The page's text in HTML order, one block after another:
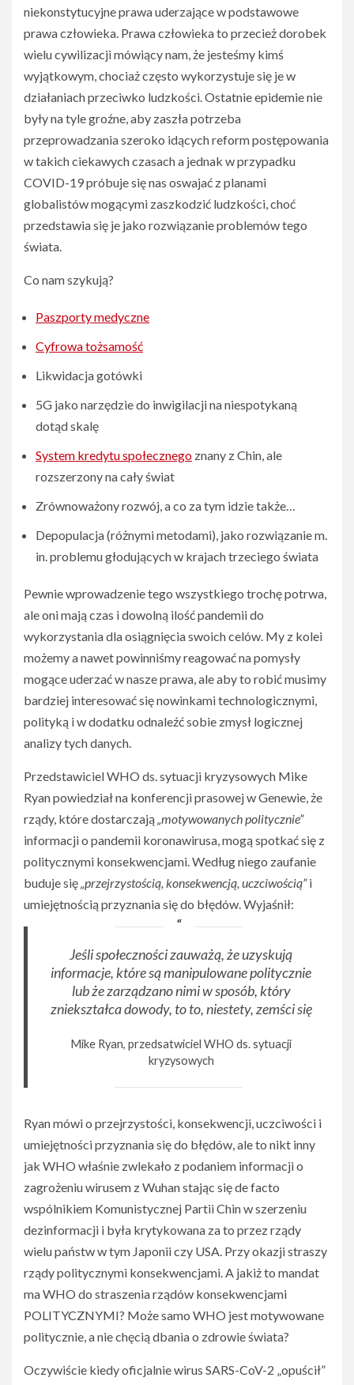
niekonstytucyjne prawa uderzające w podstawowe
prawa człowieka. Prawa człowieka to przecież dorobek
wielu cywilizacji mówiący nam, że jesteśmy kimś
wyjątkowym, chociaż często wykorzystuje się je w
działaniach przeciwko ludzkości. Ostatnie epidemie nie
były na tyle groźne, aby zaszła potrzeba
przeprowadzania szeroko idących reform postępowania
w takich ciekawych czasach a jednak w przypadku
COVID-19 próbuje się nas oswajać z planami
globalistów mogącymi zaszkodzić ludzkości, choć
przedstawia się je jako rozwiązanie problemów tego
świata.
Co nam szykują?
Paszporty medyczne
Cyfrowa tożsamość
Likwidacja gotówki
5G jako narzędzie do inwigilacji na niespotykaną
dotąd skalę
System kredytu społecznego znany z Chin, ale
rozszerzony na cały świat
Zrównoważony rozwój, a co za tym idzie także…
Depopulacja (różnymi metodami), jako rozwiązanie m.
in. problemu głodujących w krajach trzeciego świata
Pewnie wprowadzenie tego wszystkiego trochę potrwa,
ale oni mają czas i dowolną ilość pandemii do
wykorzystania dla osiągnięcia swoich celów. My z kolei
możemy a nawet powinniśmy reagować na pomysły
mogące uderzać w nasze prawa, ale aby to robić musimy
bardziej interesować się nowinkami technologicznymi,
polityką i w dodatku odnaleźć sobie zmysł logicznej
analizy tych danych.
Przedstawiciel WHO ds. sytuacji kryzysowych Mike
Ryan powiedział na konferencji prasowej w Genewie, że
rządy, które dostarczają „motywowanych politycznie”
informacji o pandemii koronawirusa, mogą spotkać się z
politycznymi konsekwencjami. Według niego zaufanie
buduje się„przejrzystością, konsekwencją, uczciwością”i
umiejętnością przyznania się do błędów. Wyjaśnił:
Jeśli społeczności zauważą, że uzyskują
informacje, które są manipulowane politycznie
lub że zarządzano nimi w sposób, który
zniekształca dowody, to to, niestety, zemści się
Mike Ryan, przedsatwiciel WHO ds. sytuacji
kryzysowych
Ryan mówi o przejrzystości, konsekwencji, uczciwości i
umiejętności przyznania się do błędów, ale to nikt inny
jak WHO właśnie zwlekało z podaniem informacji o
zagrożeniu wirusem z Wuhan stając się de facto
wspólnikiem Komunistycznej Partii Chin w szerzeniu
dezinformacji i była krytykowana za to przez rządy
wielu państw w tym Japonii czy USA. Przy okazji straszy
rządy politycznymi konsekwencjami. A jakiż to mandat
ma WHO do straszenia rządów konsekwencjami
POLITYCZNYMI? Może samo WHO jest motywowane
politycznie, a nie chęcią dbania o zdrowie świata?
Oczywiście kiedy oficjalnie wirus SARS-CoV-2 „opuścił”